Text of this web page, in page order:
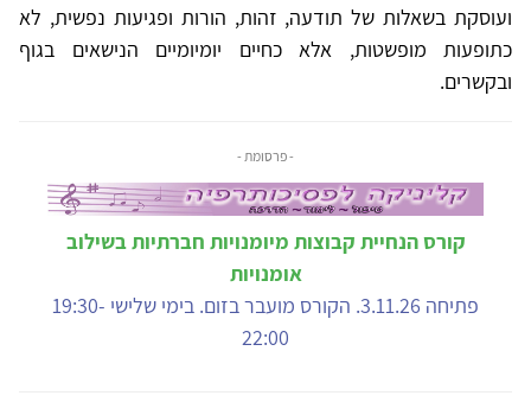
ועוסקת בשאלות של תודעה, זהות, הורות ופגיעות נפשית, לא
כתופעות מופשטות, אלא כחיים יומיומיים הנישאים בגוף
ובקשרים.
- פרסומת -
קורס הנחיית קבוצות מיומנויות חברתיות בשילוב
אומנויות
פתיחה 3.11.26. הקורס מועבר בזום. בימי שלישי 19:30-
22:00